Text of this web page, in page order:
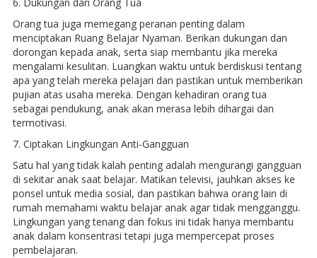
Orang tua juga memegang peranan penting dalam
menciptakan Ruang Belajar Nyaman. Berikan dukungan dan
dorongan kepada anak, serta siap membantu jika mereka
mengalami kesulitan. Luangkan waktu untuk berdiskusi tentang
apa yang telah mereka pelajari dan pastikan untuk memberikan
pujian atas usaha mereka. Dengan kehadiran orang tua
sebagai pendukung, anak akan merasa lebih dihargai dan
termotivasi.
7. Ciptakan Lingkungan Anti-Gangguan
Satu hal yang tidak kalah penting adalah mengurangi gangguan
di sekitar anak saat belajar. Matikan televisi, jauhkan akses ke
ponsel untuk media sosial, dan pastikan bahwa orang lain di
rumah memahami waktu belajar anak agar tidak mengganggu.
Lingkungan yang tenang dan fokus ini tidak hanya membantu
anak dalam konsentrasi tetapi juga mempercepat proses
pembelajaran.